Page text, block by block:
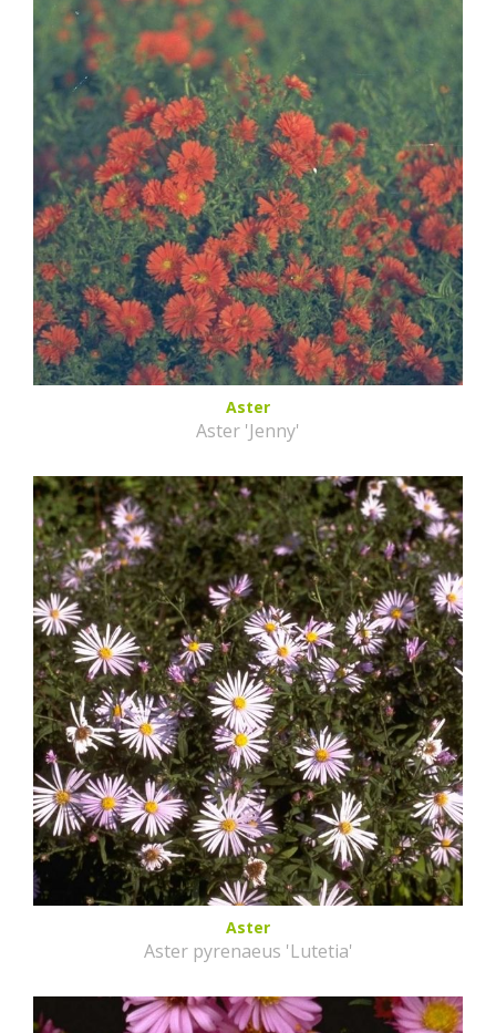
Aster
Aster 'Jenny'
Aster
Aster pyrenaeus 'Lutetia'